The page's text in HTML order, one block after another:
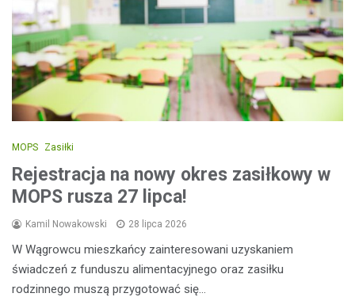
MOPS Zasiłki
Rejestracja na nowy okres zasiłkowy w
MOPS rusza 27 lipca!
Kamil Nowakowski 28 lipca 2026
W Wągrowcu mieszkańcy zainteresowani uzyskaniem
świadczeń z funduszu alimentacyjnego oraz zasiłku
rodzinnego muszą przygotować się…